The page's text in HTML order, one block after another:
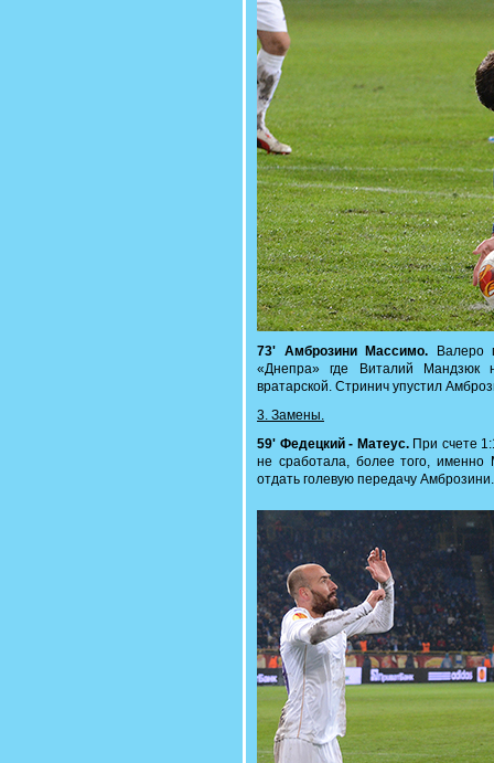
73' Амброзини Массимо. Валеро
«Днепра» где Виталий
вратарской. Стринич упустил
3. Замены.
59' Федецкий - Матеус.При счете
не сработала, более того,
отдать голевую передачу Амброзини.